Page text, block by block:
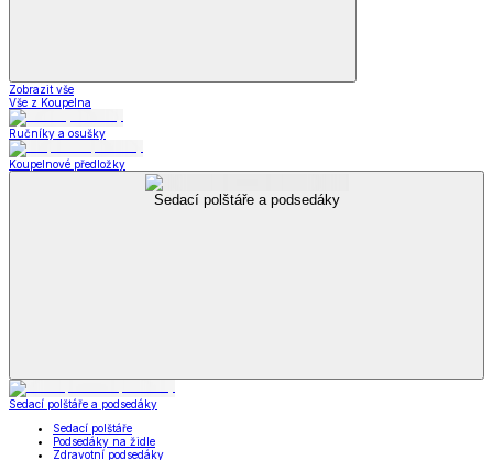
Zobrazit vše
Vše z Koupelna
Ručníky a osušky
Koupelnové předložky
Sedací polštáře a podsedáky
Sedací polštáře a podsedáky
Sedací polštáře
Podsedáky na židle
Zdravotní podsedáky